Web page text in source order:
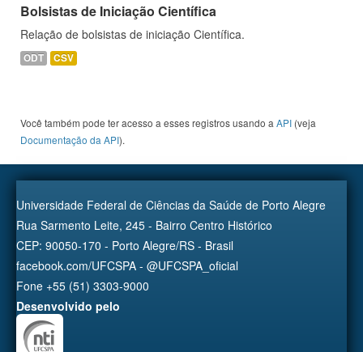
Bolsistas de Iniciação Científica
Relação de bolsistas de iniciação Científica.
ODT CSV
Você também pode ter acesso a esses registros usando a API (veja
Documentação da API).
Universidade Federal de Ciências da Saúde de Porto Alegre
Rua Sarmento Leite, 245 - Bairro Centro Histórico
CEP: 90050-170 - Porto Alegre/RS - Brasil
facebook.com/UFCSPA - @UFCSPA_oficial
Fone +55 (51) 3303-9000
Desenvolvido pelo